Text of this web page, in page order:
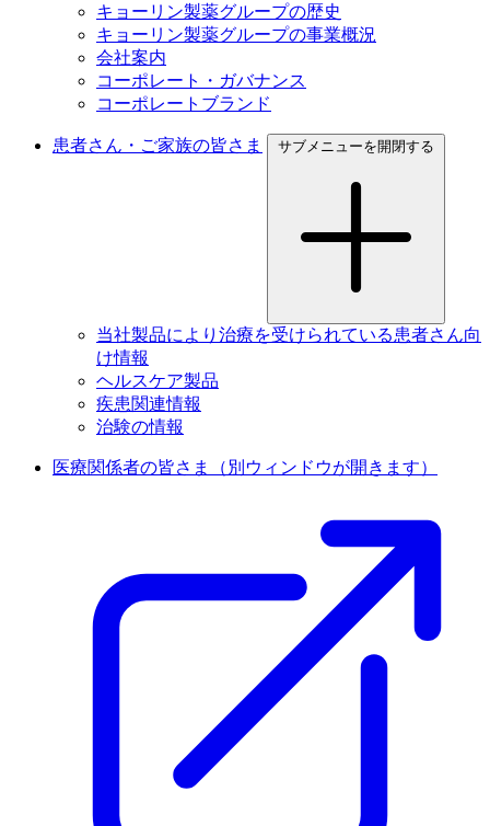
キョーリン製薬グループの歴史
キョーリン製薬グループの事業概況
会社案内
コーポレート・ガバナンス
コーポレートブランド
患者さん・ご家族の皆さま サブメニューを開閉する
当社製品により治療を受けられている患者さん向
け情報
ヘルスケア製品
疾患関連情報
治験の情報
医療関係者の皆さま （別ウィンドウが開きます）